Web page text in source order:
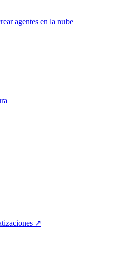
agentes en la nube
↗